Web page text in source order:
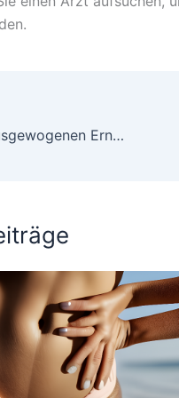
Die Bedeutung einer ausgewogenen Ernährung für Ihre Gesundheit